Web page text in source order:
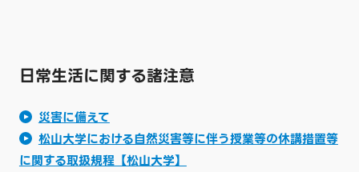
日常生活に関する諸注意
災害に備えて
松山大学における自然災害等に伴う授業等の休講措置等
に関する取扱規程【松山大学】